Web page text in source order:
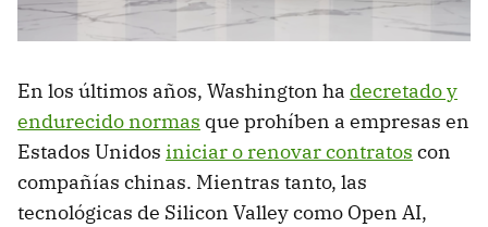
En los últimos años, Washington ha decretado y
endurecido normas que prohíben a empresas en
Estados Unidos iniciar o renovar contratos con
compañías chinas. Mientras tanto, las
tecnológicas de Silicon Valley como Open AI,